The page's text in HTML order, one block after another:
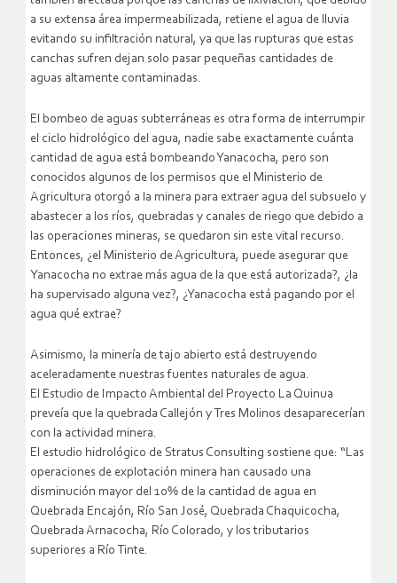
a su extensa área impermeabilizada, retiene el agua de lluvia
evitando su infiltración natural, ya que las rupturas que estas
canchas sufren dejan solo pasar pequeñas cantidades de
aguas altamente contaminadas.
El bombeo de aguas subterráneas es otra forma de interrumpir
el ciclo hidrológico del agua, nadie sabe exactamente cuánta
cantidad de agua está bombeando Yanacocha, pero son
conocidos algunos de los permisos que el Ministerio de
Agricultura otorgó a la minera para extraer agua del subsuelo y
abastecer a los ríos, quebradas y canales de riego que debido a
las operaciones mineras, se quedaron sin este vital recurso.
Entonces, ¿el Ministerio de Agricultura, puede asegurar que
Yanacocha no extrae más agua de la que está autorizada?, ¿la
ha supervisado alguna vez?, ¿Yanacocha está pagando por el
agua qué extrae?
Asimismo, la minería de tajo abierto está destruyendo
aceleradamente nuestras fuentes naturales de agua.
El Estudio de Impacto Ambiental del Proyecto La Quinua
preveía que la quebrada Callejón y Tres Molinos desaparecerían
con la actividad minera.
El estudio hidrológico de Stratus Consulting sostiene que: “Las
operaciones de explotación minera han causado una
disminución mayor del 10% de la cantidad de agua en
Quebrada Encajón, Río San José, Quebrada Chaquicocha,
Quebrada Arnacocha, Río Colorado, y los tributarios
superiores a Río Tinte.